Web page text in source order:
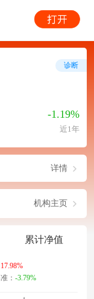
-1.19%
近1年
诊断
详情
机构主页
累计净值
17.98%
： -3.79%